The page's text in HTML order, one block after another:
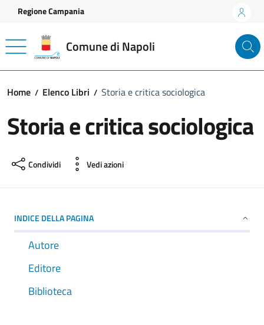
Vai ai contenuti
Vai al footer
Regione Campania
Comune di Napoli
Home Elenco Libri Storia e critica sociologica
Storia e critica sociologica
Condividi Vedi azioni
INDICE DELLA PAGINA
Autore
Editore
Biblioteca